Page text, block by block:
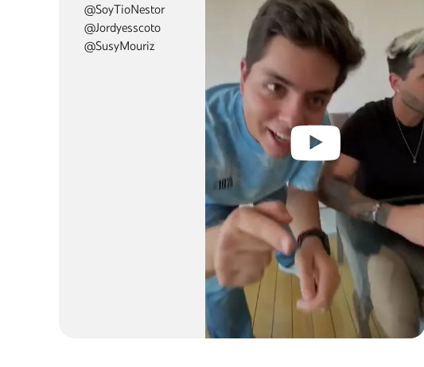
ME HICIERON TRAMP4
@SoyTioNestor
@Jordyesscoto
@SusyMouriz